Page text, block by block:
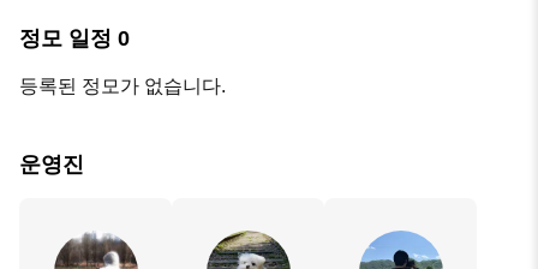
정모 일정 0
등록된 정모가 없습니다.
운영진